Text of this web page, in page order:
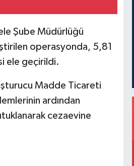
Şube Müdürlüğü
operasyonda, 5,81
ele geçirildi.
Madde Ticareti
ardından
cezaevine